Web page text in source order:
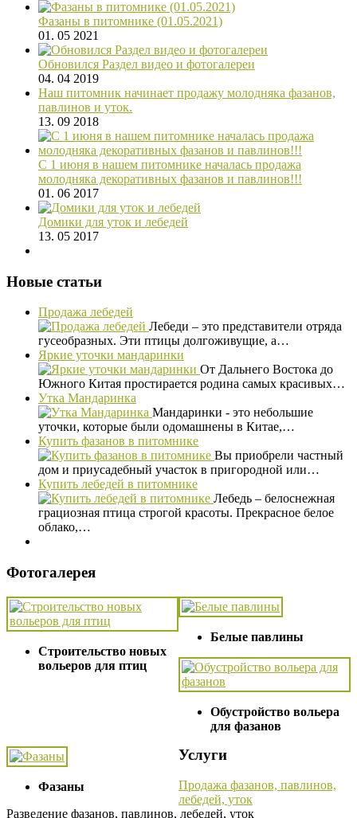
Фазаны в питомнике (01.05.2021)
01. 05 2021
Обновился Раздел видео и фотогалереи
04. 04 2019
Наш питомник начинает продажу молодняка фазанов,
павлинов и уток.
13. 09 2018
С 1 июня в нашем питомнике началась продажа
молодняка декоративных фазанов и павлинов!!!
01. 06 2017
Домики для уток и лебедей
13. 05 2017
Новые статьи
Продажа лебедей
Лебеди – это представители отряда
гусеобразных. Эти птицы долгоживущие, а…
Яркие уточки мандаринки
От Дальнего Востока до
Южного Китая простирается родина самых красивых…
Утка Мандаринка
Мандаринки - это небольшие
уточки, которые были одомашнены в Китае,…
Купить фазанов в питомнике
Вы приобрели частный
дом и приусадебный участок в пригородной или…
Купить лебедей в питомнике
Лебедь – белоснежная
грациозная птица строгой красоты. Прекрасное белое
облако,…
Фотогалерея
Строительство новых
вольеров для птиц
Белые павлины
Обустройство вольера
для фазанов
Фазаны
Услуги
Продажа фазанов, павлинов,
лебедей, уток
Разведение фазанов, павлинов, лебедей, уток